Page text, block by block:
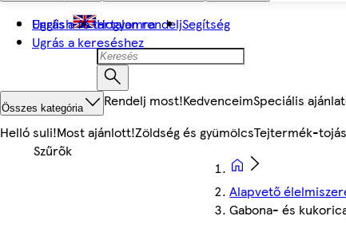
Ugrás a fő tartalomra
Ugrás a kereséshez
English Hogyan rendeljSegítség
Összes kategória Rendelj most!KedvenceimSpeciális
Helló suli!Most ajánlott!Zöldség és gyümölcsTejtermék-tojás
Alapvető
Gabona- és